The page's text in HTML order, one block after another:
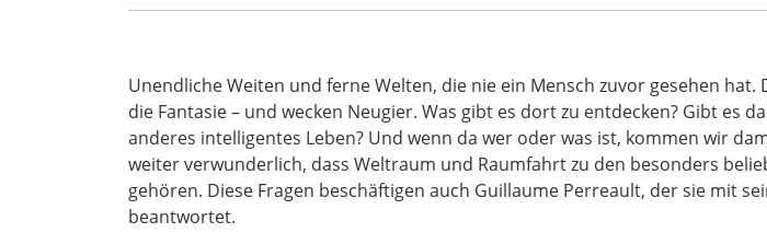
Unendliche Weiten und ferne Welten, die nie ein Mensch zuvor gesehen hat.
die Fantasie – und wecken Neugier. Was gibt es dort zu entdecken? Gibt es
anderes intelligentes Leben? Und wenn da wer oder was ist, kommen wir
weiter verwunderlich, dass Weltraum und Raumfahrt zu den besonders
gehören. Diese Fragen beschäftigen auch Guillaume Perreault, der sie mit
beantwortet.